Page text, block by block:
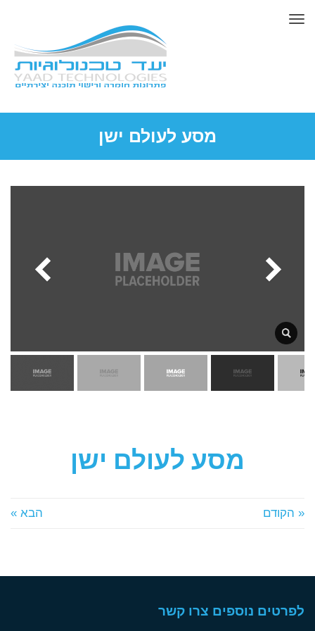
תפריט
מסע לעולם ישן
מסע לעולם ישן
« הקודם הבא »
לפרטים נוספים צרו קשר